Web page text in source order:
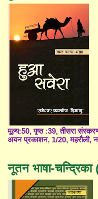
मूल्य:50, पृष्ठ :39, तीसरा
अयन प्रकाशन, 1/20, महरौली,
नूतन भाषा-चन्द्रिका